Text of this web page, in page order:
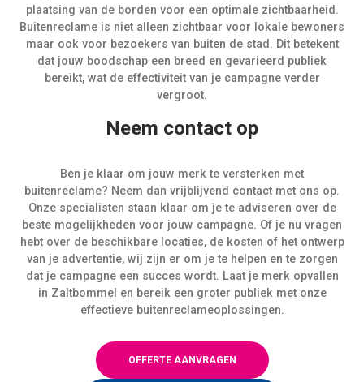
plaatsing van de borden voor een optimale zichtbaarheid.
Buitenreclame is niet alleen zichtbaar voor lokale bewoners
maar ook voor bezoekers van buiten de stad. Dit betekent
dat jouw boodschap een breed en gevarieerd publiek
bereikt, wat de effectiviteit van je campagne verder
vergroot.
Neem contact op
Ben je klaar om jouw merk te versterken met
buitenreclame? Neem dan vrijblijvend contact met ons op.
Onze specialisten staan klaar om je te adviseren over de
beste mogelijkheden voor jouw campagne. Of je nu vragen
hebt over de beschikbare locaties, de kosten of het ontwerp
van je advertentie, wij zijn er om je te helpen en te zorgen
dat je campagne een succes wordt. Laat je merk opvallen
in Zaltbommel en bereik een groter publiek met onze
effectieve buitenreclameoplossingen.
OFFERTE AANVRAGEN